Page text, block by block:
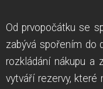
Od prvopočátku se
zabývá spořením do
rozkládání nákupu a
vytváří rezervy, které